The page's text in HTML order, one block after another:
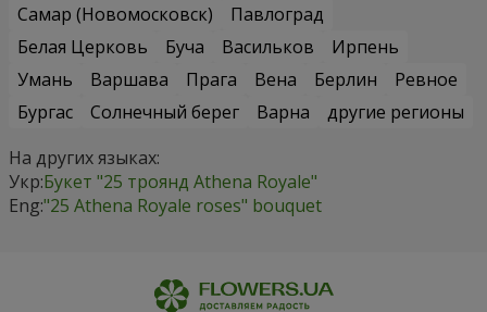
Самар (Новомосковск)
Павлоград
Белая Церковь
Буча Васильков
Ирпень
Умань
Варшава Прага Вена Берлин
Ревное
Бургас
Солнечный берег Варна
другие регионы
На других языках:
Укр:Букет "25 троянд Athena Royale"
Eng:"25 Athena Royale roses" bouquet